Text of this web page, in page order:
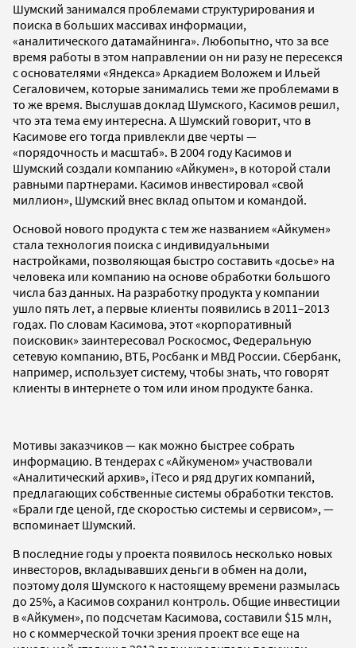
Шумский занимался проблемами структурирования и
поиска в больших массивах информации,
«аналитического датамайнинга». Любопытно, что за все
время работы в этом направлении он ни разу не пересекся
с основателями «Яндекса» Аркадием Воложем и Ильей
Сегаловичем, которые занимались теми же проблемами в
то же время. Выслушав доклад Шумского, Касимов решил,
что эта тема ему интересна. А Шумский говорит, что в
Касимове его тогда привлекли две черты —
«порядочность и масштаб». В 2004 году Касимов и
Шумский создали компанию «Айкумен», в которой стали
равными партнерами. Касимов инвестировал «свой
миллион», Шумский внес вклад опытом и командой.
Основой нового продукта с тем же названием «Айкумен»
стала технология поиска с индивидуальными
настройками, позволяющая быстро составить «досье» на
человека или компанию на основе обработки большого
числа баз данных. На разработку продукта у компании
ушло пять лет, а первые клиенты появились в 2011–2013
годах. По словам Касимова, этот «корпоративный
поисковик» заинтересовал Роскосмос, Федеральную
сетевую компанию, ВТБ, Росбанк и МВД России. Сбербанк,
например, использует систему, чтобы знать, что говорят
клиенты в интернете о том или ином продукте банка.
Мотивы заказчиков — как можно быстрее собрать
информацию. В тендерах с «Айкуменом» участвовали
«Аналитический архив», iTeco и ряд других компаний,
предлагающих собственные системы обработки текстов.
«Брали где ценой, где скоростью системы и сервисом», —
вспоминает Шумский.
В последние годы у проекта появилось несколько новых
инвесторов, вкладывавших деньги в обмен на доли,
поэтому доля Шумского к настоящему времени размылась
до 25%, а Касимов сохранил контроль. Общие инвестиции
в «Айкумен», по подсчетам Касимова, составили $15 млн,
но с коммерческой точки зрения проект все еще на